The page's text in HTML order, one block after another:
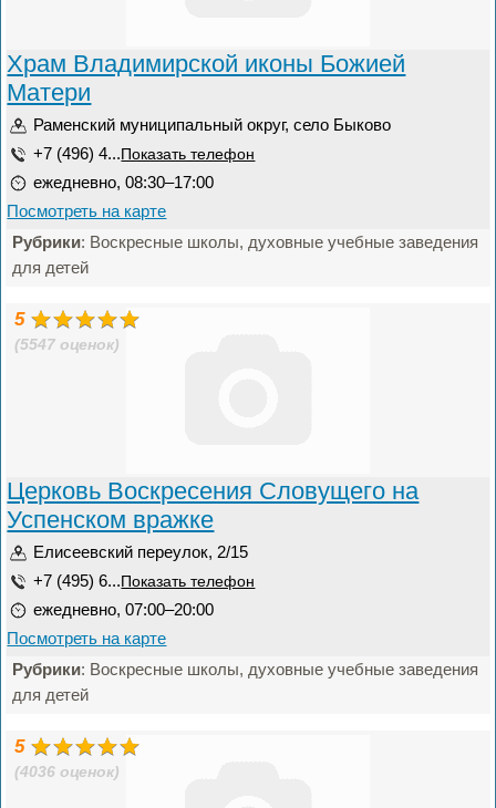
Храм Владимирской иконы Божией
Матери
Раменский муниципальный округ, село Быково
+7 (496) 4... Показать телефон
ежедневно, 08:30–17:00
Посмотреть на карте
Рубрики: Воскресные школы, духовные учебные заведения
для детей
5
(5547 оценок)
Церковь Воскресения Словущего на
Успенском вражке
Елисеевский переулок, 2/15
+7 (495) 6... Показать телефон
ежедневно, 07:00–20:00
Посмотреть на карте
Рубрики: Воскресные школы, духовные учебные заведения
для детей
5
(4036 оценок)